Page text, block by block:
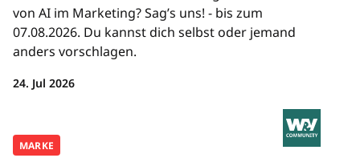
von AI im Marketing? Sag’s uns! - bis zum
07.08.2026. Du kannst dich selbst oder jemand
anders vorschlagen.
24. Jul 2026
MARKE